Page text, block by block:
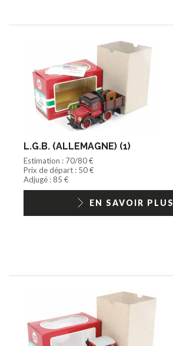
L.G.B. (ALLEMAGNE) (1)
Estimation : 70/80 €
Prix de départ : 50 €
Adjugé : 85 €
EN SAVOIR PLUS